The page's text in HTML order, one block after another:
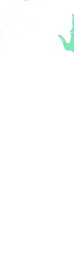
We hebben
collectie van
kijkkastjes.
wat we nog